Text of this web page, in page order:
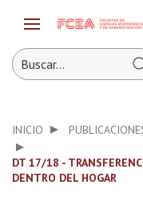
INICIO
DT 17/18 -
DENTRO DEL HOGAR